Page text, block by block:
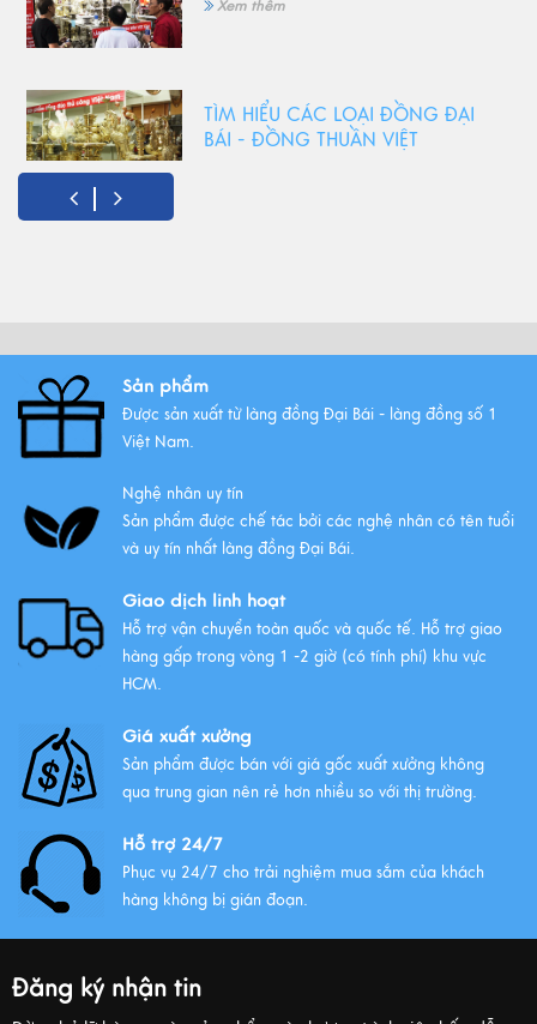
Xem thêm
TÌM HIỂU CÁC LOẠI ĐỒNG ĐẠI
BÁI - ĐỒNG THUẦN VIỆT
Những bộ ngũ sự đồng Đại Bái
Xem thêm
Sản phẩm
Được sản xuất từ làng đồng Đại Bái - làng đồng số 1
Việt Nam.
Nghệ nhân uy tín
Sản phẩm được chế tác bởi các nghệ nhân có tên tuổi
và uy tín nhất làng đồng Đại Bái.
Giao dịch linh hoạt
Hỗ trợ vận chuyển toàn quốc và quốc tế. Hỗ trợ giao
hàng gấp trong vòng 1 -2 giờ (có tính phí) khu vực
HCM.
Giá xuất xưởng
Sản phẩm được bán với giá gốc xuất xưởng không
qua trung gian nên rẻ hơn nhiều so với thị trường.
Hỗ trợ 24/7
Phục vụ 24/7 cho trải nghiệm mua sắm của khách
hàng không bị gián đoạn.
Đăng ký nhận tin